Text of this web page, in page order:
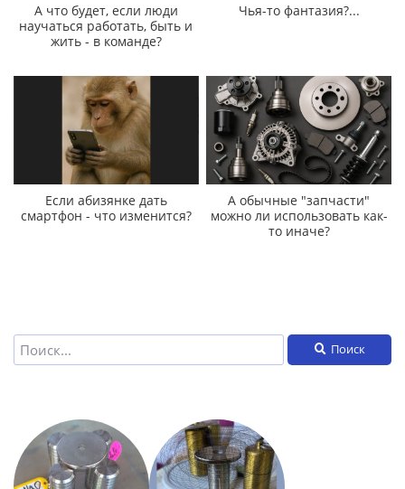
А что будет, если люди
научаться работать, быть и
жить - в команде?
Чья-то фантазия?...
Если абизянке дать
смартфон - что изменится?
А обычные "запчасти"
можно ли использовать как-
то иначе?
Поиск